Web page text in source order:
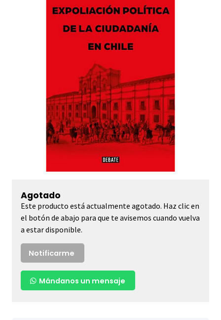
Agotado
Este producto está actualmente agotado. Haz clic en
el botón de abajo para que te avisemos cuando vuelva
a estar disponible.
Notificarme
Mándanos un mensaje